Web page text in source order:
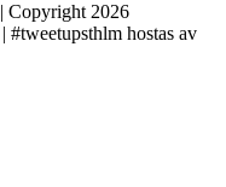
| Copyright 2026
| #tweetupsthlm hostas av